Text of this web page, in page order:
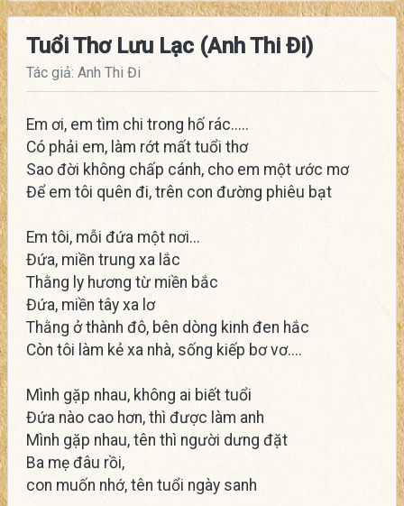
Tuổi Thơ Lưu Lạc (Anh Thi Đi)
Tác giả: Anh Thi Đi
Em ơi, em tìm chi trong hố rác.....
Có phải em, làm rớt mất tuổi thơ
Sao đời không chấp cánh, cho em một ước mơ
Để em tôi quên đi, trên con đường phiêu bạt
Em tôi, mỗi đứa một nơi...
Đứa, miền trung xa lắc
Thằng ly hương từ miền bắc
Đứa, miền tây xa lơ
Thằng ở thành đô, bên dòng kinh đen hắc
Còn tôi làm kẻ xa nhà, sống kiếp bơ vơ....
Mình gặp nhau, không ai biết tuổi
Đứa nào cao hơn, thì được làm anh
Mình gặp nhau, tên thì người dưng đặt
Ba mẹ đâu rồi,
con muốn nhớ, tên tuổi ngày sanh